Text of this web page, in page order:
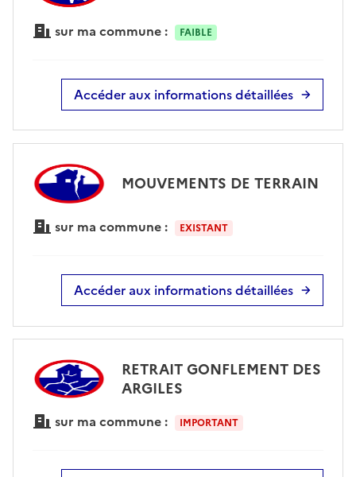
sur ma commune : FAIBLE
Accéder aux informations détaillées
MOUVEMENTS DE TERRAIN
sur ma commune : EXISTANT
Accéder aux informations détaillées
RETRAIT GONFLEMENT DES
ARGILES
sur ma commune : IMPORTANT